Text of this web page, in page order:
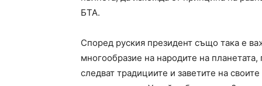
БТА.
Според руския президент също така е
многообразие на народите на
следват традициите и